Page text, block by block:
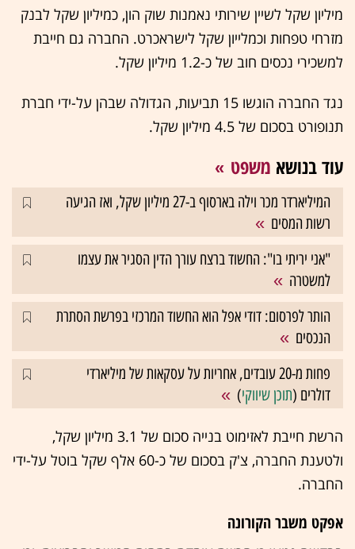
מיליון שקל לשיין שירותי נאמנות שוק הון, כמיליון שקל לבנק
מזרחי טפחות וכמלייון שקל לישראכרט. החברה גם חייבת
למשכירי נכסים חוב של כ-1.2 מיליון שקל.
נגד החברה הוגשו 15 תביעות, הגדולה שבהן על-ידי חברת
תנופורט בסכום של 4.5 מיליון שקל.
עוד בנושא משפט
המיליארדר מכר וילה בארסוף ב-27 מיליון שקל, ואז הגיעה
רשות המסים
"אני יריתי בו": החשוד ברצח עורך הדין הסגיר את עצמו
למשטרה
הותר לפרסום: דודי אפל הוא החשוד המרכזי בפרשת הסתרת
הנכסים
פחות מ-20 עובדים, אחריות על עסקאות של מיליארדי
דולרים (תוכן שיווקי)
הרשת חייבת לאזימוט בנייה סכום של 3.1 מיליון שקל,
ולטענת החברה, צ'ק בסכום של כ-60 אלף שקל בוטל על-ידי
החברה.
אפקט משבר הקורונה